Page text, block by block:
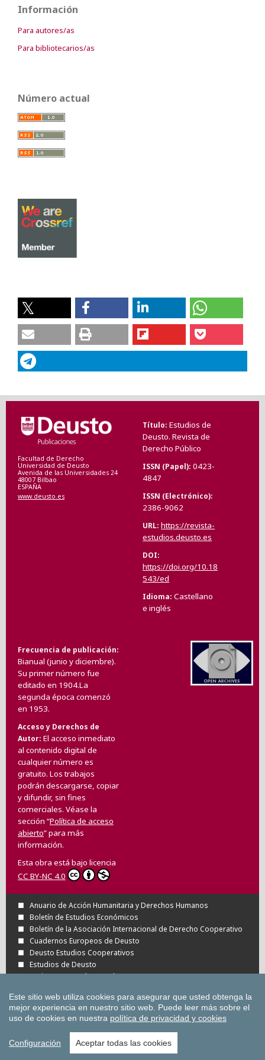
Información
Para autores/as
Para bibliotecarios/as
Número actual
Facultad de Derecho
Universidad de Deusto
Avenida de las Universidades 24
48007 Bilbao
ESPAÑA
www.deusto.es
Título Estudios de
Deusto. Revista de
Derecho Público
ISSN (Papel) 0423-
4847
ISSN (Electrónico)
2386-9062
URL https://revista-
estudios.deusto.es
DOI
https://doi.org/10.18
543/ed
Idioma Castellano
e inglés
Frecuencia de publicación
Bianual (junio y diciembre).
Su primer número fue
editado en 1904.La
segunda época comenzó
en 1953.
Acceso y Derechos de
Autor El acceso inmediato
al contenido digital de
cualquier número es
gratuito. Los trabajos
podrán descargarse, copiar
y difundir, sin fines
comerciales. Véase la
sección “Política de acceso
abierto” para más
información.
Esta obra está bajo licencia
CC BY-NC 4.0
Anuario de Acción Humanitaria y Derechos Humanos
Boletín de Estudios Económicos
Boletín de la Asociación Internacional de Derecho Cooperativo
Cuadernos Europeos de Deusto
Deusto Estudios Cooperativos
Estudios de Deusto
Revista Deusto de Derechos Humanos
Todas las Revistas Científicas de Deusto en
OJS
Todas las publicaciones de la Universidad
de Deusto
Copyright © Universidad de Deusto
Este sitio web utiliza cookies para asegurar que usted obtenga la
mejor experiencia en nuestro sitio web. Puede leer más sobre el
uso de cookies en nuestra política de privacidad y cookies
Configuración Aceptar todas las cookies